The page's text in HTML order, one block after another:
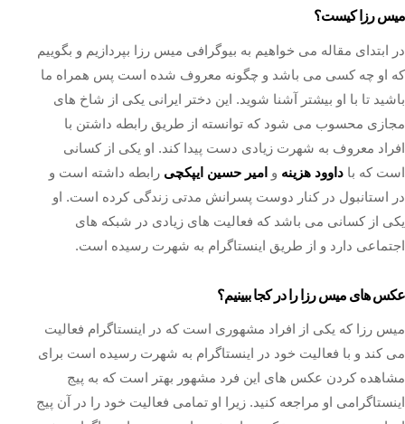
میس رزا کیست؟
در ابتدای مقاله می خواهیم به بیوگرافی میس رزا بپردازیم و بگوییم
که او چه کسی می باشد و چگونه معروف شده است پس همراه ما
باشید تا با او بیشتر آشنا شوید. این دختر ایرانی یکی از شاخ های
مجازی محسوب می شود که توانسته از طریق رابطه داشتن با
افراد معروف به شهرت زیادی دست پیدا کند. او یکی از کسانی
است که با داوود هزینه و امیر حسین ایپکچی رابطه داشته است و
در استانبول در کنار دوست پسرانش مدتی زندگی کرده است. او
یکی از کسانی می باشد که فعالیت های زیادی در شبکه های
اجتماعی دارد و از طریق اینستاگرام به شهرت رسیده است.
عکس های میس رزا را در کجا ببینیم؟
‏میس رزا که یکی از افراد مشهوری است که در اینستاگرام فعالیت
می‌ کند و با فعالیت خود در اینستاگرام به شهرت رسیده است برای
مشاهده کردن عکس های این فرد مشهور بهتر است که به پیج
اینستاگرامی او مراجعه کنید. زیرا او تمامی فعالیت خود را در آن پیج